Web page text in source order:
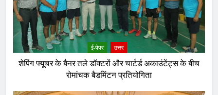
ई-पेपर उत्तर
शेपिंग फ्यूचर के बैनर तले डॉक्टरों और चार्टर्ड अकाउंटेंट्स के बीच
रोमांचक बैडमिंटन प्रतियोगिता